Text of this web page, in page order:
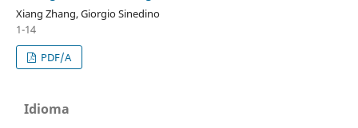
Xiang Zhang, Giorgio Sinedino
1-14
PDF/A
Idioma